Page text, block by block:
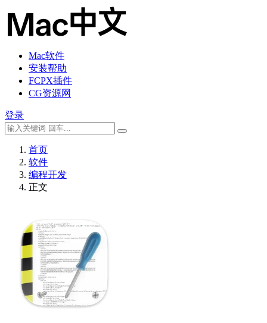
Mac软件
安装帮助
FCPX插件
CG资源网
登录
首页
软件
编程开发
正文